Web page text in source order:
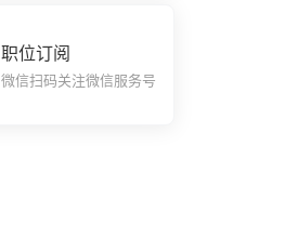
职位订阅
微信扫码关注微信服务号